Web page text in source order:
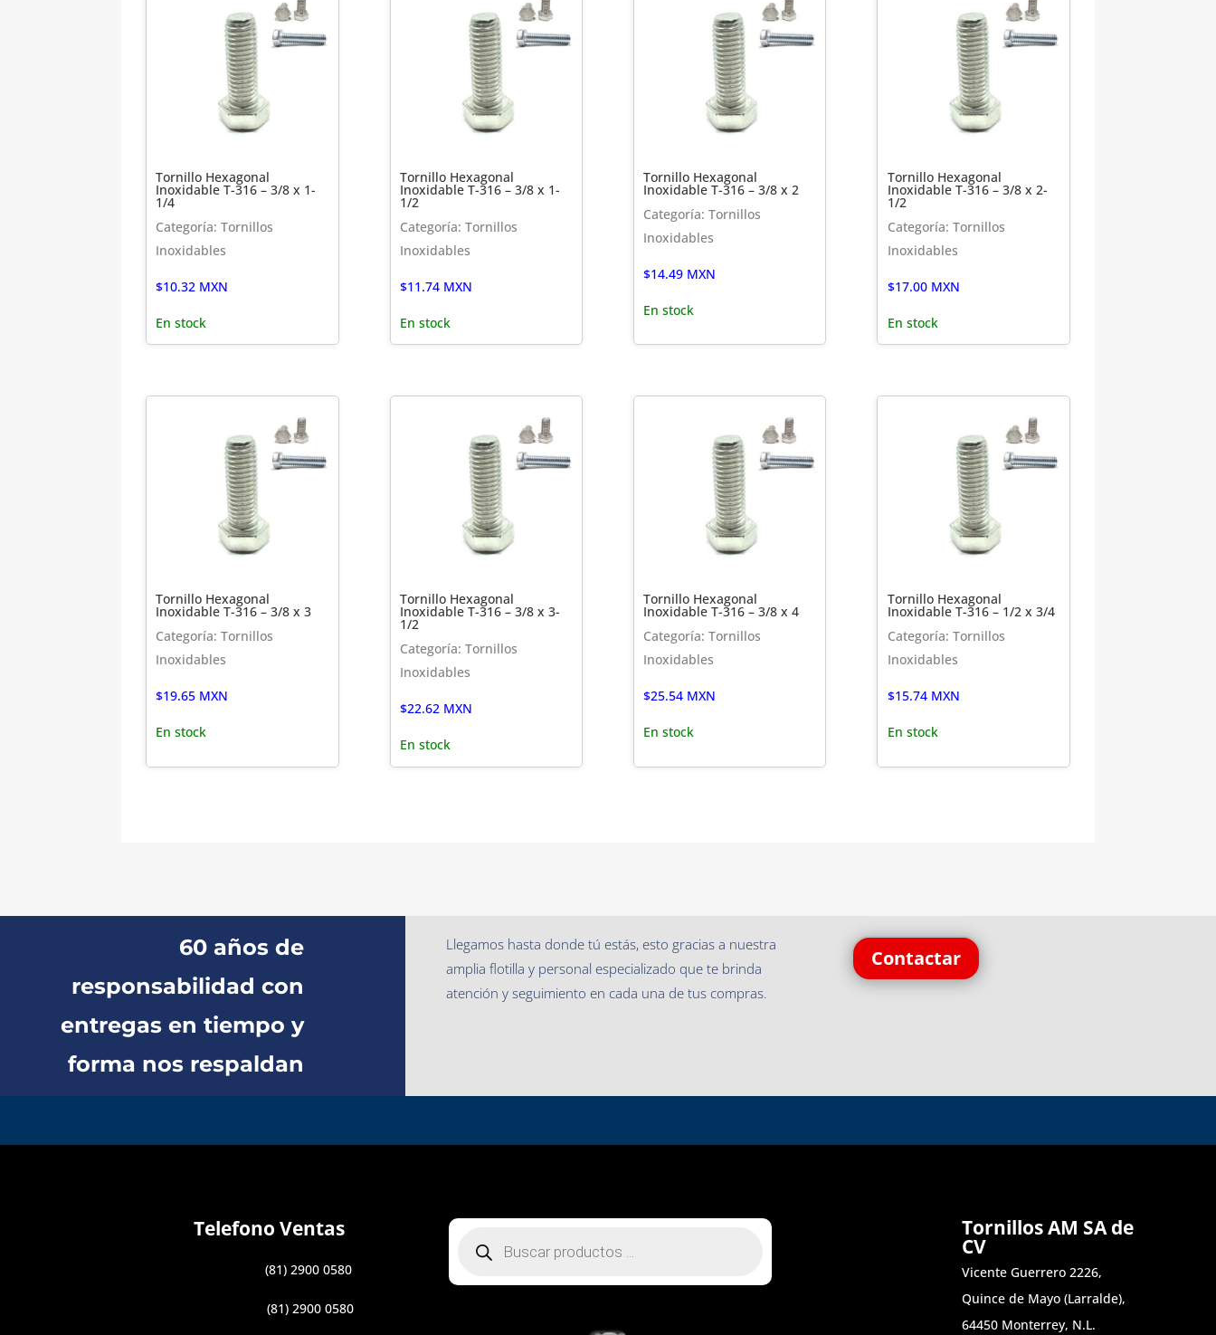
Tornillo Hexagonal
Inoxidable T-316 – 3/8 x 1-
1/4
Categoría: Tornillos
Inoxidables
$10.32 MXN
En stock
Tornillo Hexagonal
Inoxidable T-316 – 3/8 x 1-
1/2
Categoría: Tornillos
Inoxidables
$11.74MXN
En stock
Tornillo Hexagonal
Inoxidable T-316 – 3/8 x 2
Categoría: Tornillos
Inoxidables
$14.49 MXN
En stock
Tornillo Hexagonal
Inoxidable T-316 – 3/8 x 2-
1/2
Categoría: Tornillos
Inoxidables
$17.00MXN
En stock
Tornillo Hexagonal
Inoxidable T-316 – 3/8 x 3
Categoría: Tornillos
Inoxidables
$19.65 MXN
En stock
Tornillo Hexagonal
Inoxidable T-316 – 3/8 x 3-
1/2
Categoría: Tornillos
Inoxidables
$22.62MXN
En stock
Tornillo Hexagonal
Inoxidable T-316 – 3/8 x 4
Categoría: Tornillos
Inoxidables
$25.54 MXN
En stock
Tornillo Hexagonal
Inoxidable T-316 – 1/2 x 3/4
Categoría: Tornillos
Inoxidables
$15.74MXN
En stock
60 años de
responsabilidad con
entregas en tiempo y
forma nos respaldan
Llegamos hasta donde tú estás, esto gracias a nuestra
amplia flotilla y personal especializado que te brinda
atención y seguimiento en cada una de tus compras.
Contactar
Telefono Ventas
(81) 2900 0580
(81) 2900 0580
productos
Tornillos AM SA de
CV
Vicente Guerrero 2226,
Quince de Mayo (Larralde),
64450 Monterrey, N.L.